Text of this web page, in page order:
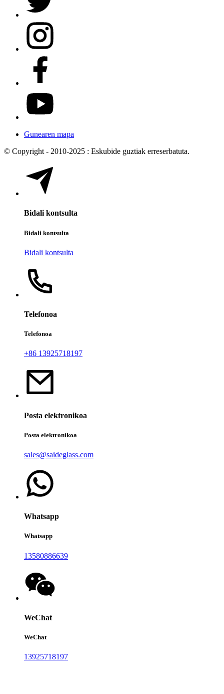
Gunearen mapa
© Copyright - 2010-2025 : Eskubide guztiak erreserbatuta.
Bidali kontsulta
Bidali kontsulta
Bidali kontsulta
Telefonoa
Telefonoa
+86 13925718197
Posta elektronikoa
Posta elektronikoa
sales@saideglass.com
Whatsapp
Whatsapp
13580886639
WeChat
WeChat
13925718197